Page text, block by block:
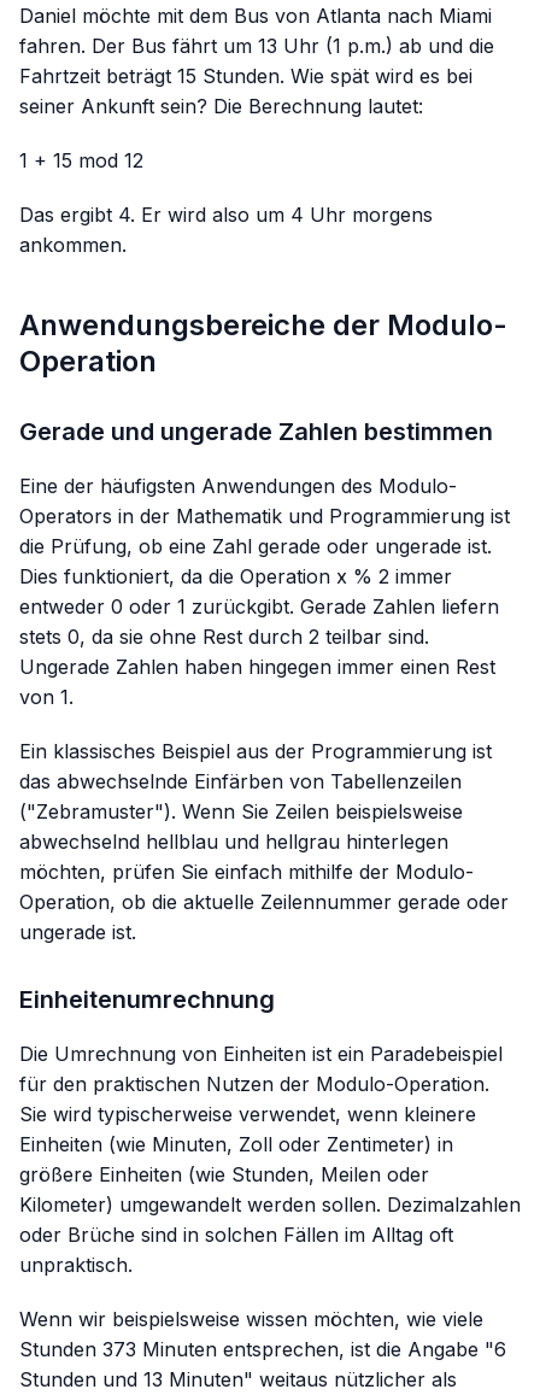
Daniel möchte mit dem Bus von Atlanta nach Miami
fahren. Der Bus fährt um 13 Uhr (1 p.m.) ab und die
Fahrtzeit beträgt 15 Stunden. Wie spät wird es bei
seiner Ankunft sein? Die Berechnung lautet:
1 + 15 mod 12
Das ergibt 4. Er wird also um 4 Uhr morgens
ankommen.
Anwendungsbereiche der Modulo-
Operation
Gerade und ungerade Zahlen bestimmen
Eine der häufigsten Anwendungen des Modulo-
Operators in der Mathematik und Programmierung ist
die Prüfung, ob eine Zahl gerade oder ungerade ist.
Dies funktioniert, da die Operation x % 2 immer
entweder 0 oder 1 zurückgibt. Gerade Zahlen liefern
stets 0, da sie ohne Rest durch 2 teilbar sind.
Ungerade Zahlen haben hingegen immer einen Rest
von 1.
Ein klassisches Beispiel aus der Programmierung ist
das abwechselnde Einfärben von Tabellenzeilen
("Zebramuster"). Wenn Sie Zeilen beispielsweise
abwechselnd hellblau und hellgrau hinterlegen
möchten, prüfen Sie einfach mithilfe der Modulo-
Operation, ob die aktuelle Zeilennummer gerade oder
ungerade ist.
Einheitenumrechnung
Die Umrechnung von Einheiten ist ein Paradebeispiel
für den praktischen Nutzen der Modulo-Operation.
Sie wird typischerweise verwendet, wenn kleinere
Einheiten (wie Minuten, Zoll oder Zentimeter) in
größere Einheiten (wie Stunden, Meilen oder
Kilometer) umgewandelt werden sollen. Dezimalzahlen
oder Brüche sind in solchen Fällen im Alltag oft
unpraktisch.
Wenn wir beispielsweise wissen möchten, wie viele
Stunden 373 Minuten entsprechen, ist die Angabe "6
Stunden und 13 Minuten" weitaus nützlicher als